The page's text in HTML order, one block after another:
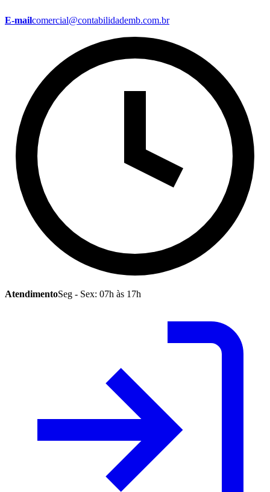
E-mailcomercial@contabilidademb.com.br
AtendimentoSeg - Sex: 07h às 17h